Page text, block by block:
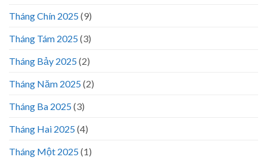
Tháng Chín 2025(9)
Tháng Tám 2025(3)
Tháng Bảy 2025(2)
Tháng Năm 2025(2)
Tháng Ba 2025(3)
Tháng Hai 2025(4)
Tháng Một 2025(1)